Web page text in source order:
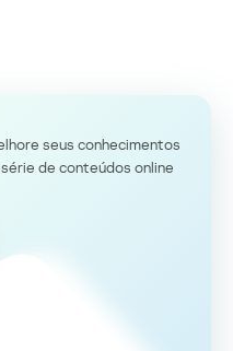
seus conhecimentos
de conteúdos online